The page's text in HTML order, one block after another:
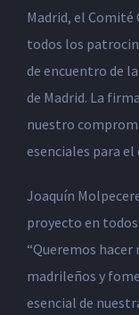
Madrid, el Comité
todos los
de encuentro de
de Madrid. La
nuestro
esenciales para
Joaquín
proyecto en
“Queremos
madrileños y
esencial de